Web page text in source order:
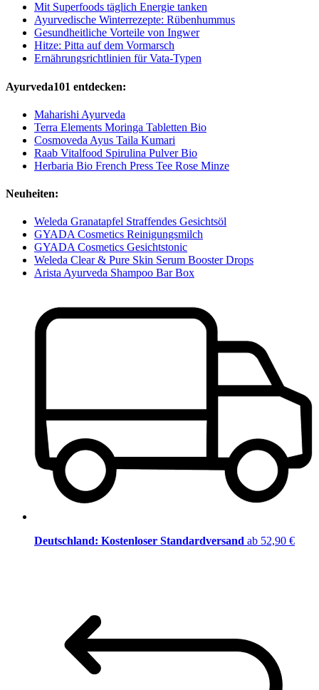
Mit Superfoods täglich Energie tanken
Ayurvedische Winterrezepte: Rübenhummus
Gesundheitliche Vorteile von Ingwer
Hitze: Pitta auf dem Vormarsch
Ernährungsrichtlinien für Vata-Typen
Ayurveda101 entdecken:
Maharishi Ayurveda
Terra Elements Moringa Tabletten Bio
Cosmoveda Ayus Taila Kumari
Raab Vitalfood Spirulina Pulver Bio
Herbaria Bio French Press Tee Rose Minze
Neuheiten:
Weleda Granatapfel Straffendes Gesichtsöl
GYADA Cosmetics Reinigungsmilch
GYADA Cosmetics Gesichtstonic
Weleda Clear & Pure Skin Serum Booster Drops
Arista Ayurveda Shampoo Bar Box
Deutschland: Kostenloser Standardversand ab 52,90 €